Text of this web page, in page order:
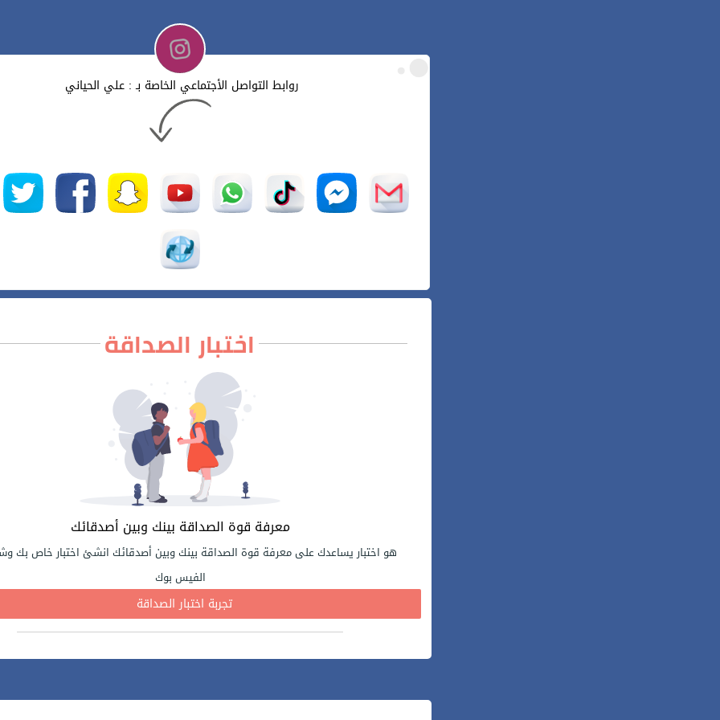
روابط التواصل الأجتماعي الخاصة بـ : علي الحياني
اختبار الصداقة
معرفة قوة الصداقة بينك وبين أصدقائك
هو اختبار يساعدك على معرفة قوة الصداقة بينك وبين أصدقائك انشئ اختبار خاص بك
الفيس بوك
تجربة اختبار الصداقة